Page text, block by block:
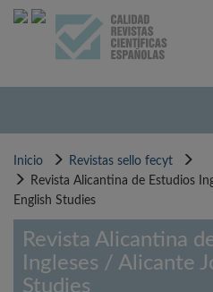
Pasar
Inicio
Revistas sello fecyt
Revista Alicantina de Estudios
English Studies
Revista Alicantina
Ingleses / Alicante
Studies